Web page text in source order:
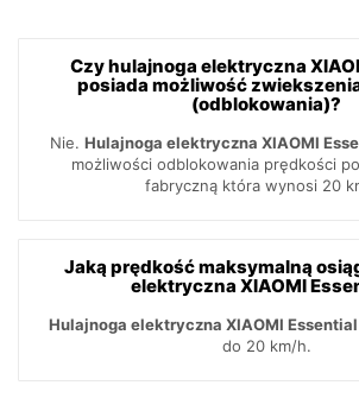
Czy hulajnoga elektryczna
posiada możliwość
(odblokowania)?
Nie. Hulajnoga elektryczna XIAOMI
możliwości odblokowania prędkości
fabryczną która wynosi 20
Jaką prędkość maksymalną
elektryczna XIAOMI
Hulajnoga elektryczna XIAOMI Essential
do 20 km/h.